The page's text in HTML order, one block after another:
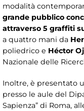
modalità
grande pubblico
attraverso 5 graffiti
a quattro mani da
poliedrico e Héctor
Nazionale delle
Inoltre, è presentato
presso le aule del
Sapienza” di Roma,